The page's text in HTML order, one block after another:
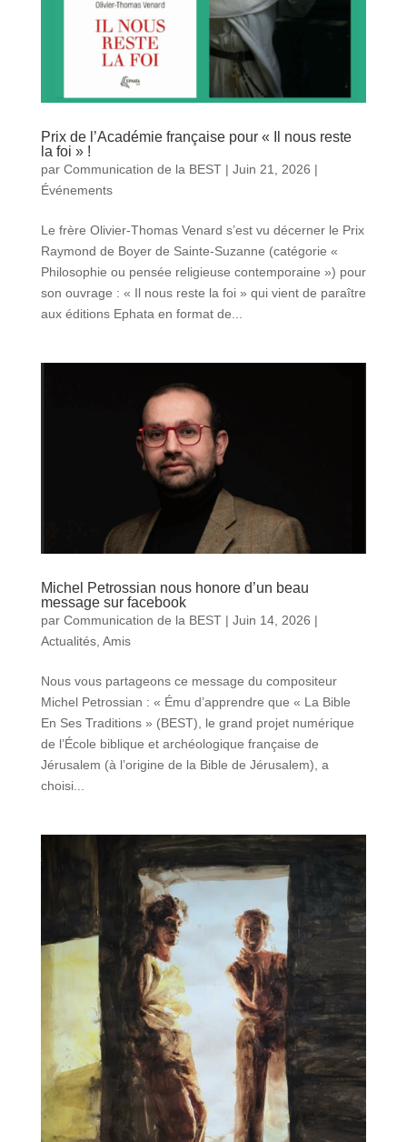
Prix de l’Académie française pour « Il nous reste
la foi » !
par Communication de la BEST| Juin 21, 2026 |
Événements
Le frère Olivier-Thomas Venard s’est vu décerner le Prix
Raymond de Boyer de Sainte-Suzanne (catégorie «
Philosophie ou pensée religieuse contemporaine ») pour
son ouvrage : « Il nous reste la foi » qui vient de paraître
aux éditions Ephata en format de...
Michel Petrossian nous honore d’un beau
message sur facebook
par Communication de la BEST| Juin 14, 2026 |
Actualités, Amis
Nous vous partageons ce message du compositeur
Michel Petrossian : « Ému d’apprendre que « La Bible
En Ses Traditions » (BEST), le grand projet numérique
de l’École biblique et archéologique française de
Jérusalem (à l’origine de la Bible de Jérusalem), a
choisi...